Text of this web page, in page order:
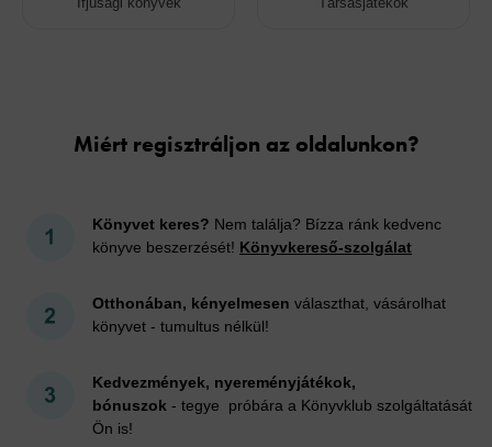
Miért regisztráljon az oldalunkon?
Könyvet keres? Nem találja? Bízza ránk kedvenc
könyve beszerzését! Könyvkereső-szolgálat
Otthonában, kényelmesen választhat, vásárolhat
könyvet - tumultus nélkül!
Kedvezmények, nyereményjátékok,
bónuszok - tegye próbára a Könyvklub szolgáltatását
Ön is!